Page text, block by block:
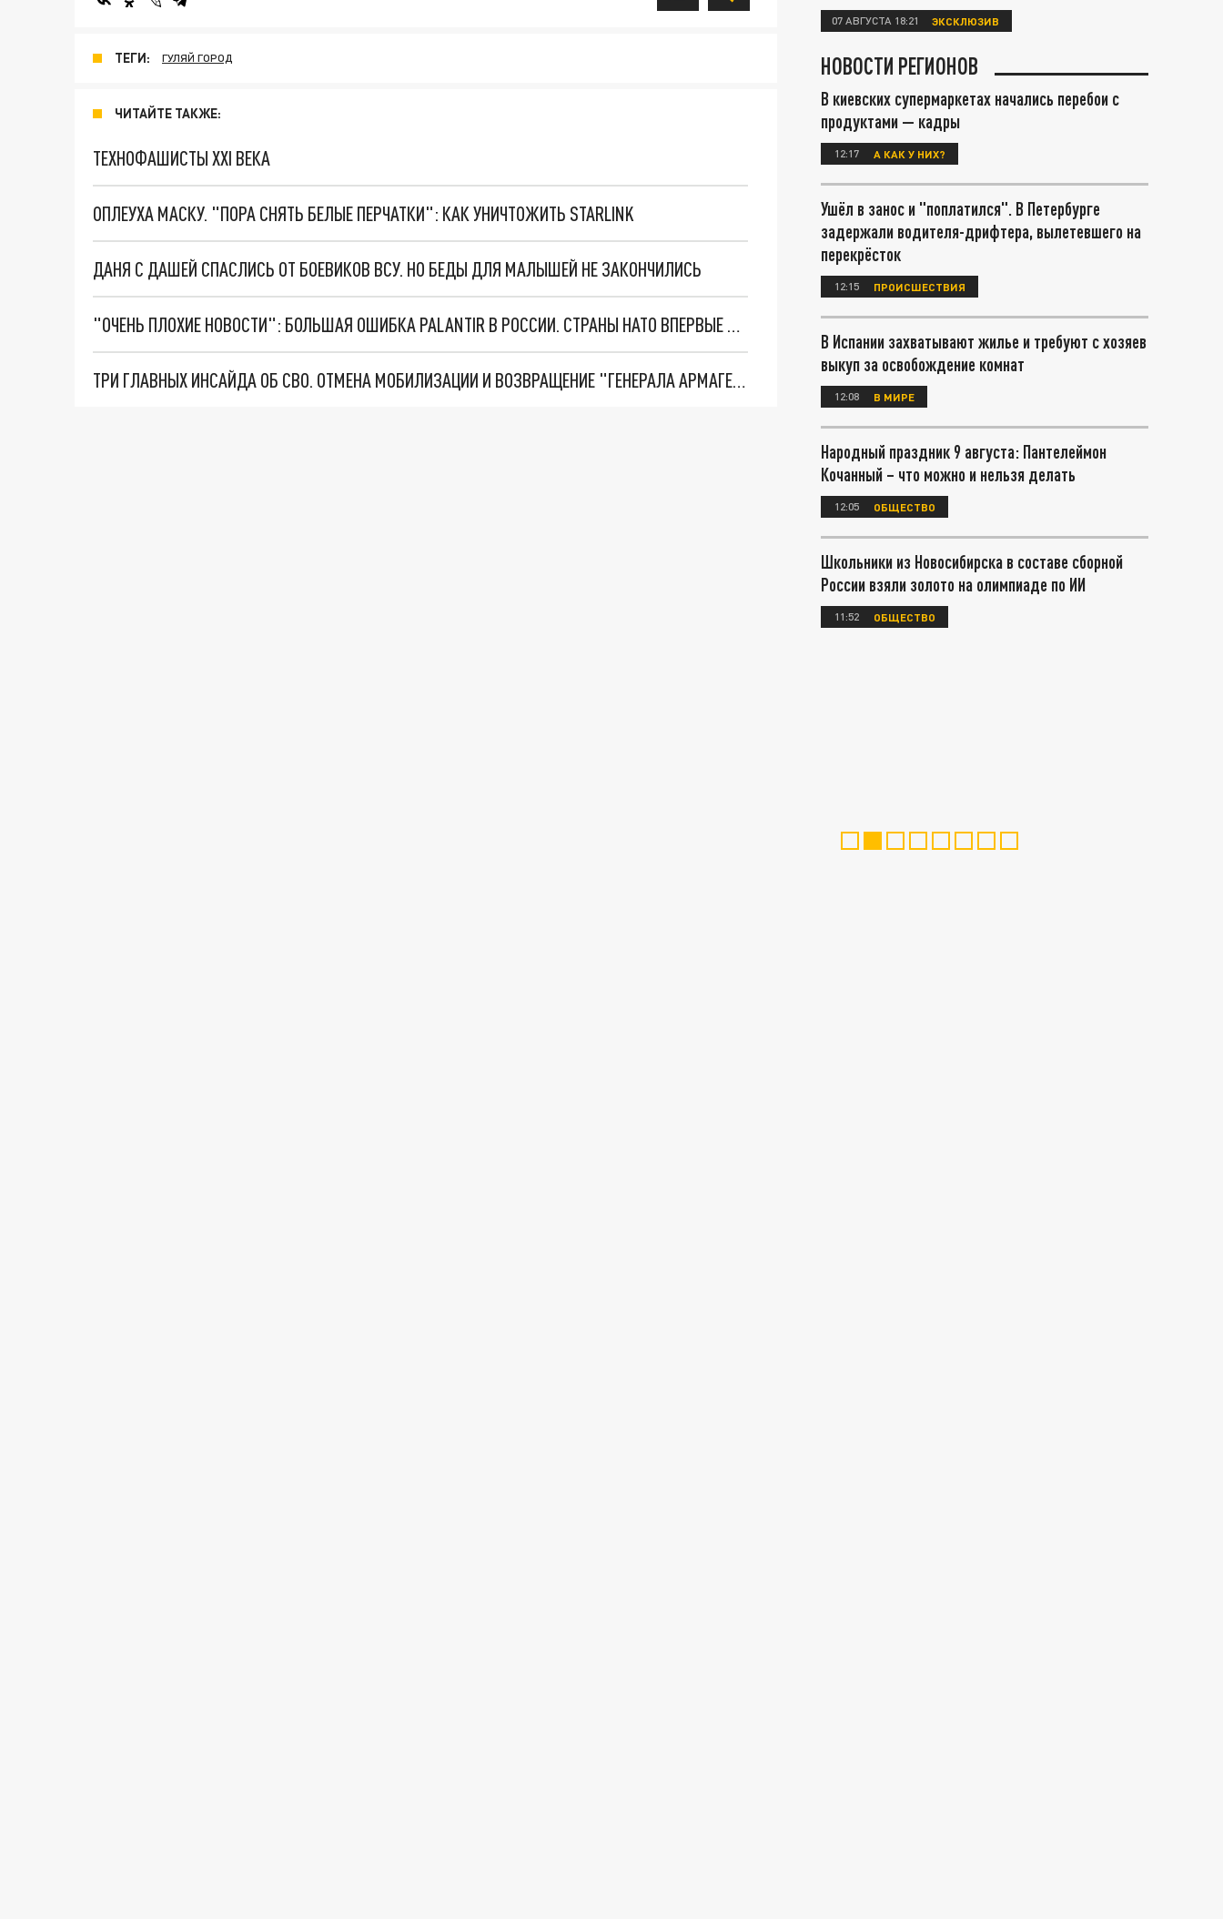
ТЕГИ: ГУЛЯЙ ГОРОД
ЧИТАЙТЕ ТАКЖЕ:
ТЕХНОФАШИСТЫ XXI ВЕКА
ОПЛЕУХА МАСКУ. "ПОРА СНЯТЬ БЕЛЫЕ ПЕРЧАТКИ": КАК УНИЧТОЖИТЬ STARLINK
ДАНЯ С ДАШЕЙ СПАСЛИСЬ ОТ БОЕВИКОВ ВСУ. НО БЕДЫ ДЛЯ МАЛЫШЕЙ НЕ ЗАКОНЧИЛИСЬ
"ОЧЕНЬ ПЛОХИЕ НОВОСТИ": БОЛЬШАЯ ОШИБКА PALANTIR В РОССИИ. СТРАНЫ НАТО ВПЕРВЫЕ ЗА СВО ОСТАНОВИЛИ ПОСТАВКИ ОРУЖИЯ. ВСУ ТЕРЯЮТ ПРИГРАНИЧЬЕ?
ТРИ ГЛАВНЫХ ИНСАЙДА ОБ СВО. ОТМЕНА МОБИЛИЗАЦИИ И ВОЗВРАЩЕНИЕ "ГЕНЕРАЛА АРМАГЕДДОНА"? ОТЛИЧНЫЕ НОВОСТИ, КОТОРЫЕ ЖДАЛИ ВСЕ
07 АВГУСТА 18:21 ЭКСКЛЮЗИВ
НОВОСТИ РЕГИОНОВ
В киевских супермаркетах начались перебои с
продуктами — кадры
12:17 А КАК У НИХ?
Ушёл в занос и "поплатился". В Петербурге
задержали водителя-дрифтера, вылетевшего на
перекрёсток
12:15 ПРОИСШЕСТВИЯ
В Испании захватывают жилье и требуют с хозяев
выкуп за освобождение комнат
12:08 В МИРЕ
Народный праздник 9 августа: Пантелеймон
Кочанный – что можно и нельзя делать
12:05 ОБЩЕСТВО
Школьники из Новосибирска в составе сборной
России взяли золото на олимпиаде по ИИ
11:52 ОБЩЕСТВО